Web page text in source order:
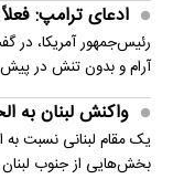
ادعای ترامپ:
رئیس‌جمهور آمریکا، در
آرام و بدون تنش در
واکنش لبنان به
یک مقام لبنانی نسبت به
بخش‌هایی از جنوب لبنان